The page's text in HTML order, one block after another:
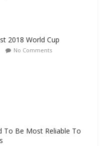
2018 World Cup
No Comments
To Be Most Reliable To